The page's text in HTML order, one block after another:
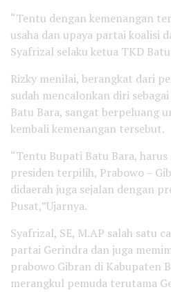
“Tentu dengan kemenangan
usaha dan upaya partai koalisi
Syafrizal selaku ketua TKD Batu
Rizky menilai, berangkat dari
sudah mencalonkan diri
Batu Bara, sangat berpeluang
kembali kemenangan tersebut.
“Tentu Bupati Batu Bara,
presiden terpilih, Prabowo –
didaerah juga sejalan dengan
Pusat,”Ujarnya.
Syafrizal, SE, M.AP salah satu
partai Gerindra dan juga
prabowo Gibran di Kabupaten
merangkul pemuda terutama